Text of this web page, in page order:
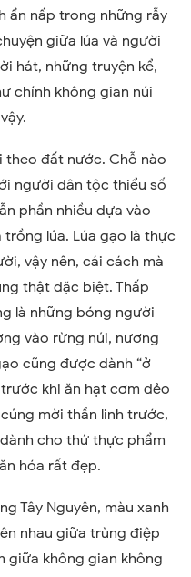
ẩn nấp trong những rẫy
giữa lúa và người
hát, những truyện kể,
chính không gian núi
theo đất nước. Chỗ nào
người dân tộc thiểu số
phần nhiều dựa vào
trồng lúa. Lúa gạo là thực
vậy nên, cái cách mà
thật đặc biệt. Thấp
là những bóng người
vào rừng núi, nương
cũng được dành “ở
khi ăn hạt cơm dẻo
mời thần linh trước,
cho thứ thực phẩm
hóa rất đẹp.
Tây Nguyên, màu xanh
nhau giữa trùng điệp
giữa không gian không